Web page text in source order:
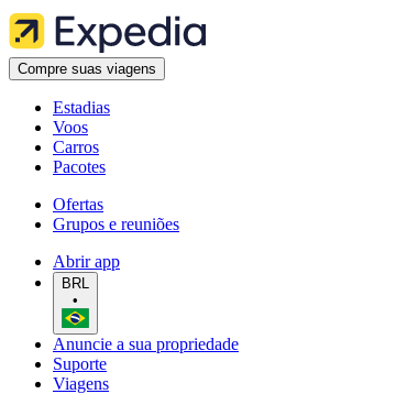
Compre suas viagens
Estadias
Voos
Carros
Pacotes
Ofertas
Grupos e reuniões
Abrir app
BRL
•
Anuncie a sua propriedade
Suporte
Viagens